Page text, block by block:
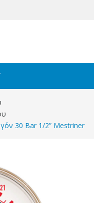
30 Bar 1/2” Mestriner